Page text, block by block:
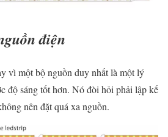
điện
vì một bộ nguồn duy nhất là một lý
độ sáng tốt hơn. Nó đòi hỏi phải lập kế
nên đặt quá xa nguồn.